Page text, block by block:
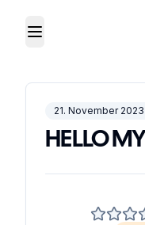
Toggle Menu
21. November 2023